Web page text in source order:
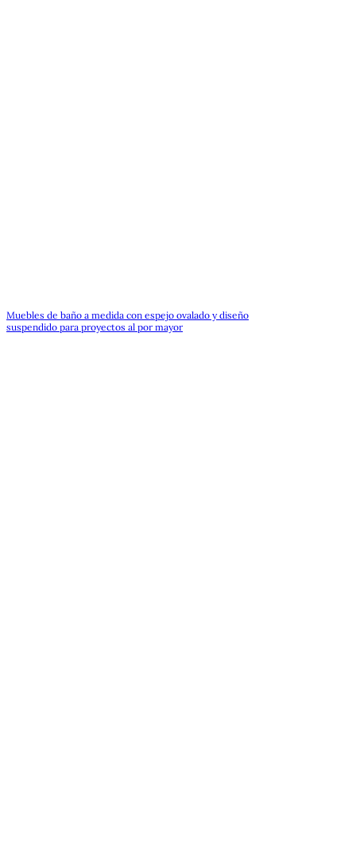
Muebles de baño a medida con espejo ovalado y diseño
suspendido para proyectos al por mayor